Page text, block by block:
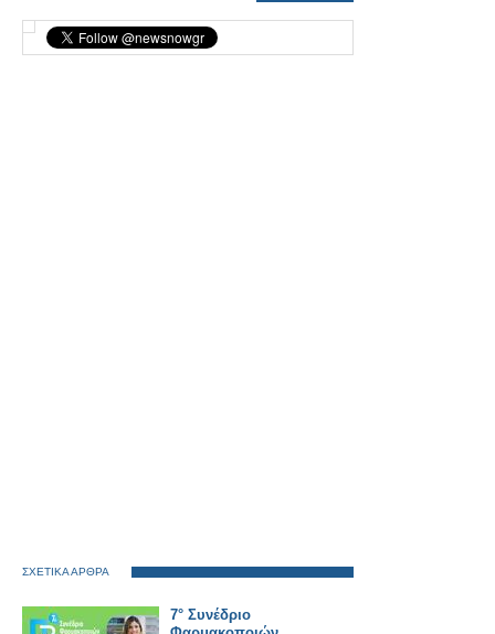
ΣΧΕΤΙΚΑ ΑΡΘΡΑ
7° Συνέδριο